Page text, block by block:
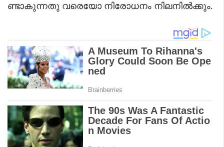
ണ്ടാകുന്നതു വരെയോ നിരോധനം നിലനിൽക്കും.